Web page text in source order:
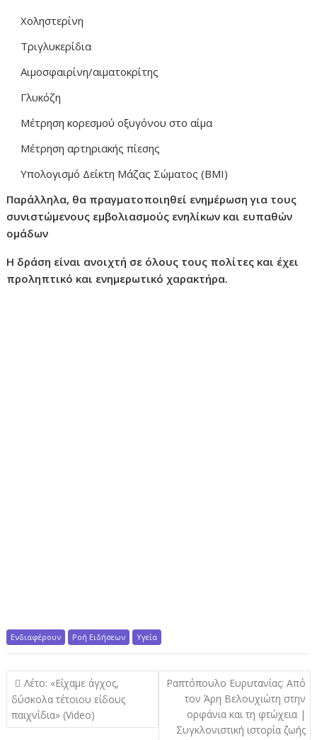
Χοληστερίνη
Τριγλυκερίδια
Αιμοσφαιρίνη/αιματοκρίτης
Γλυκόζη
Μέτρηση κορεσμού οξυγόνου στο αίμα
Μέτρηση αρτηριακής πίεσης
Υπολογισμό Δείκτη Μάζας Σώματος (ΒΜΙ)
Παράλληλα, θα πραγματοποιηθεί ενημέρωση για τους
συνιστώμενους εμβολιασμούς ενηλίκων και ευπαθών
ομάδων
Η δράση είναι ανοιχτή σε όλους τους πολίτες και έχει
προληπτικό και ενημερωτικό χαρακτήρα.
Ενδιαφέρουν Ροή Ειδήσεων Υγεία
Π
λ
ο
Λέτο: «Είχαμε άγχος,
δύσκολα τέτοιου είδους
παιχνίδια» (Video)
Ραπτόπουλο Ευρυτανίας: Από
τον Άρη Βελουχιώτη στην
ορφάνια και τη φτώχεια |
Συγκλονιστική ιστορία ζωής